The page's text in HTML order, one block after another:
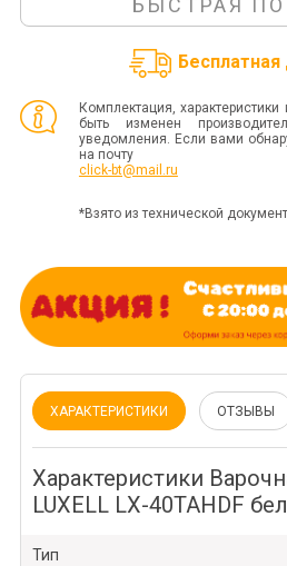
БЫСТРАЯ
Комплектация,
быть изменен
уведомления. Если вами
на почту
click-bt@mail.ru
*Взято из технической
ХАРАКТЕРИСТИКИ ОТЗЫВЫ
Характеристики
LUXELL LX-40TAHDF
Тип